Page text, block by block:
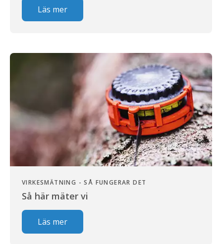
Läs mer
VIRKESMÄTNING - SÅ FUNGERAR DET
Så här mäter vi
Läs mer